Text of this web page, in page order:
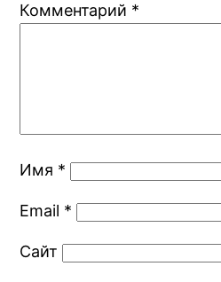
Комментарий *
Имя *
Email *
Сайт